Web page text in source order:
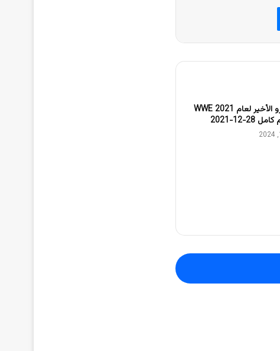
مشاهدة الرو الأخير لعام 2021 WWE